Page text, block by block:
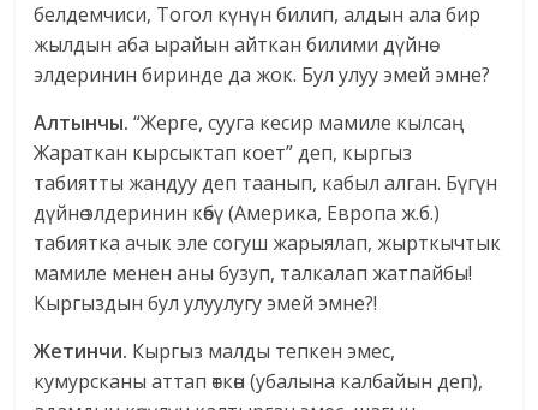
белдемчиси, Тогол күнүн билип, алдын ала бир
жылдын аба ырайын айткан билими дүйнө
элдеринин биринде да жок. Бул улуу эмей эмне?
Алтынчы.“Жерге, сууга кесир мамиле кылсаң
Жараткан кырсыктап коет” деп, кыргыз
табиятты жандуу деп таанып, кабыл алган. Бүгүн
дүйнө элдеринин көбү (Америка, Европа ж.б.)
табиятка ачык эле согуш жарыялап, жырткычтык
мамиле менен аны бузуп, талкалап жатпайбы!
Кыргыздын бул улуулугу эмей эмне?!
Жетинчи. Кыргыз малды тепкен эмес,
кумурсканы аттап өткөн (убалына калбайын деп),